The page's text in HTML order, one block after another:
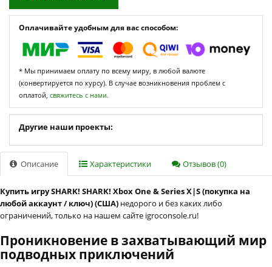
Оплачивайте удобным для вас способом:
* Мы принимаем оплату по всему миру, в любой валюте
(конвертируется по курсу). В случае возникновения проблем с
оплатой, свяжитесь с нами.
Другие наши проекты:
Описание Характеристики Отзывов (0)
Купить игру SHARK! SHARK! Xbox One & Series X|S (покупка на
любой аккаунт / ключ) (США) недорого и без каких либо
ограничений, только на нашем сайте igroconsole.ru!
Проникновение в захватывающий мир
подводных приключений